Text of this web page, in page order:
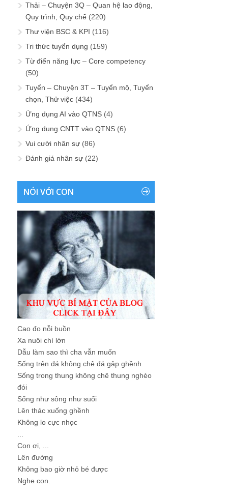
Thải – Chuyện 3Q – Quan hệ lao động,
Quy trình, Quy chế (220)
Thư viện BSC & KPI (116)
Tri thức tuyển dụng (159)
Từ điển năng lực – Core competency
(50)
Tuyển – Chuyện 3T – Tuyển mộ, Tuyển
chọn, Thử việc (434)
Ứng dụng AI vào QTNS (4)
Ứng dụng CNTT vào QTNS (6)
Vui cười nhân sự (86)
Đánh giá nhân sự (22)
NÓI VỚI CON
Cao đo nỗi buồn
Xa nuôi chí lớn
Dẫu làm sao thì cha vẫn muốn
Sống trên đá không chê đá gập ghềnh
Sống trong thung không chê thung nghèo
đói
Sống như sông như suối
Lên thác xuống ghềnh
Không lo cực nhọc
Con ơi, ...
Lên đường
Không bao giờ nhỏ bé được
Nghe con.